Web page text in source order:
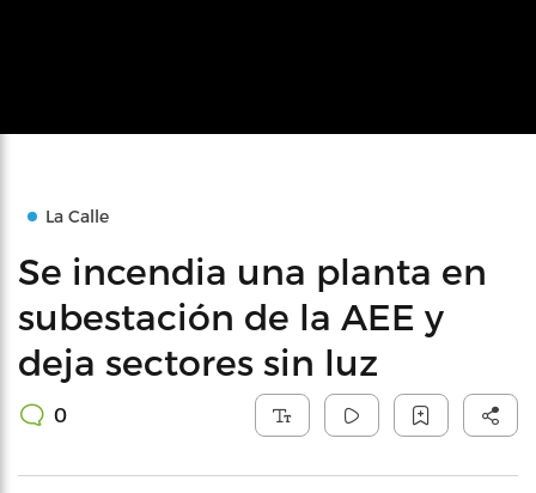
La Calle
Se incendia una planta en
subestación de la AEE y
deja sectores sin luz
0